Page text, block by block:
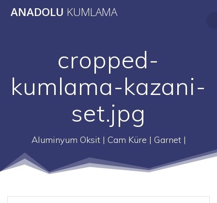
to
ANADOLU KUMLAMA
cropped-
kumlama-kazani-
set.jpg
Aluminyum Oksit | Cam Küre | Garnet |